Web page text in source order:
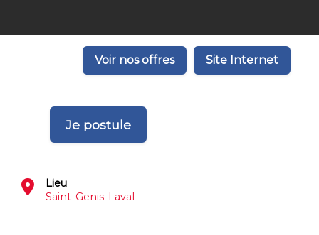
Voir nos offres Site Internet
Je postule
Lieu
Saint-Genis-Laval